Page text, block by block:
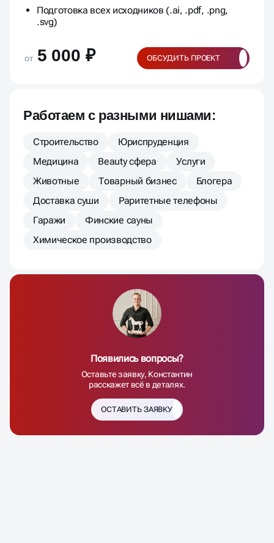
Подготовка всех исходников (.ai, .pdf, .png,
.svg)
от 5 000 ₽ ОБСУДИТЬ ПРОЕКТ
Работаем с разными нишами:
Строительство
Юриспруденция
Медицина
Beauty сфера
Услуги
Животные
Товарный бизнес
Блогера
Доставка суши
Раритетные телефоны
Гаражи
Финские сауны
Химическое производство
Появились вопросы?
Оставьте заявку, Константин
расскажет всё в деталях.
ОСТАВИТЬ ЗАЯВКУ